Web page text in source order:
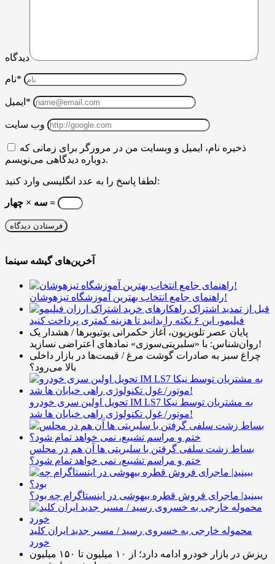
دیدگاه
نام*
ایمیل*
وب سایت
ذخیره نام، ایمیل و وبسایت من در مرورگر برای زمانی که
دوباره دیدگاهی می‌نویسم.
لطفا پاسخ را به عدد انگلیسی وارد کنید:
سه × چهار =
آخرین‌های گیشه سینما
راهنمای جامع انتخاب بهترین آموزشگاه تیزهوشان!
قبل از تمدید اشتراک
فیلیمو، این ۶ نکته را بدانید تا هزینه کمتری پرداخت کنید
پایان عصر تلویزیون، آغاز حکمرانی یوتیوبرها / هشدار یک
روان‌شناس: با «سلبریتی‌سوزی» نمادهای اعتراضی نسازید!
چراغ سبز به صادرات گوشت مرغ / قیمت‌ها در بازار داخلی
بالا می‌رود؟
تحویل اولین سری خودرو IM LS7 به مشتریان توسط نیکا
موتور/ غول تکنولوژی راهی خیابان ها شد!
بساط زشت سلفی گرفتن با سلبریتی ها آن هم در محلس
ختم و مراسم تشییع، نمی خواهد تمام شود؟
ببینید| ماجرای فروش قطره بیهوشی در اینستاگرام چه بود؟
محموله خارجی به خسروی رسید / مسیر جدید ایران کلید
خورد
ریزش در بازار خودرو ادامه دارد؛ از ۱۰ میلیون تا ۱۵۰ میلیون